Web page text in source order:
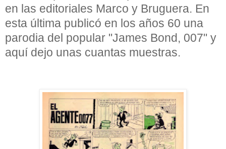
en las editoriales Marco y Bruguera. En
esta última publicó en los años 60 una
parodia del popular "James Bond, 007" y
aquí dejo unas cuantas muestras.